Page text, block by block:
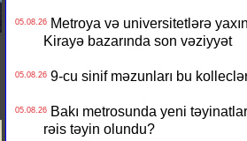
05.08.26Metroya və universitetlərə
Kirayə bazarında son vəziyyət
05.08.269-cu sinif məzunları bu
05.08.26Bakı metrosunda yeni
rəis təyin olundu?